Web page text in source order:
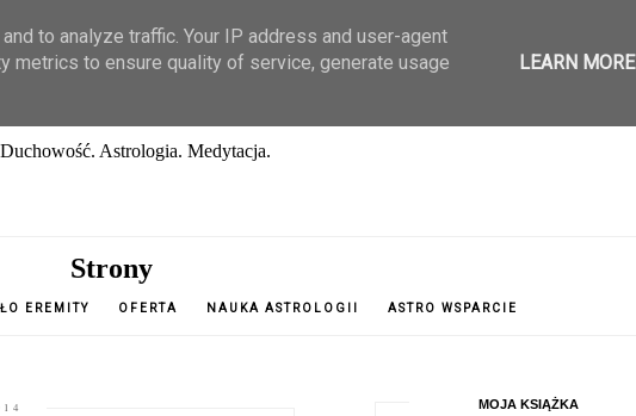
Tarota
Astrologia. Medytacja.
Strony
EREMITY OFERTA NAUKA ASTROLOGII ASTRO WSPARCIE
MOJA KSIĄŻKA
to analyze traffic. Your IP address and user-agent
metrics to ensure quality of service, generate usage
LEARN MORE